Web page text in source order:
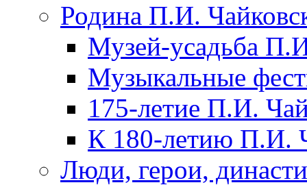
Родина П.И.
Музей-усадьба
Музыкальные
175-летие П.И.
К 180-летию П.И.
Люди, герои,